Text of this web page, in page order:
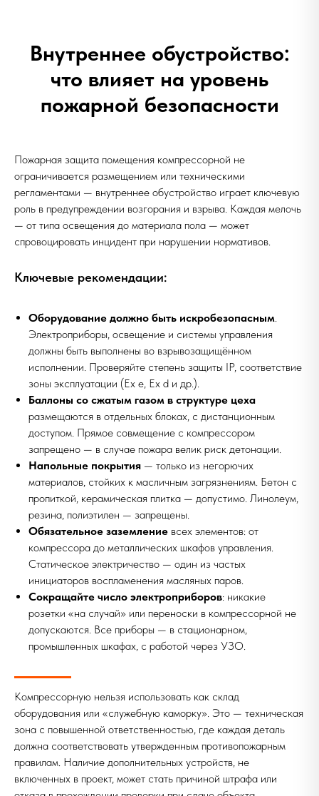
Внутреннее обустройство:
что влияет на уровень
пожарной безопасности
Пожарная защита помещения компрессорной не
ограничивается размещением или техническими
регламентами — внутреннее обустройство играет ключевую
роль в предупреждении возгорания и взрыва. Каждая мелочь
— от типа освещения до материала пола — может
спровоцировать инцидент при нарушении нормативов.
Ключевые рекомендации:
Оборудование должно быть искробезопасным.
Электроприборы, освещение и системы управления
должны быть выполнены во взрывозащищённом
исполнении. Проверяйте степень защиты IP, соответствие
зоны эксплуатации (Ex e, Ex d и др.).
Баллоны со сжатым газом в структуре цеха
размещаются в отдельных блоках, с дистанционным
доступом. Прямое совмещение с компрессором
запрещено — в случае пожара велик риск детонации.
Напольные покрытия — только из негорючих
материалов, стойких к масличным загрязнениям. Бетон с
пропиткой, керамическая плитка — допустимо. Линолеум,
резина, полиэтилен — запрещены.
Обязательное заземление всех элементов: от
компрессора до металлических шкафов управления.
Статическое электричество — один из частых
инициаторов воспламенения масляных паров.
Сокращайте число электроприборов: никакие
розетки «на случай» или переноски в компрессорной не
допускаются. Все приборы — в стационарном,
промышленных шкафах, с работой через УЗО.
Компрессорную нельзя использовать как склад
оборудования или «служебную каморку». Это — техническая
зона с повышенной ответственностью, где каждая деталь
должна соответствовать утвержденным противопожарным
правилам. Наличие дополнительных устройств, не
включенных в проект, может стать причиной штрафа или